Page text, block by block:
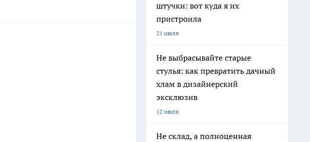
штучки: вот куда я их
пристроила
21 июля
Не выбрасывайте старые
стулья: как превратить дачный
хлам в дизайнерский
эксклюзив
12 июля
Не склад, а полноценная